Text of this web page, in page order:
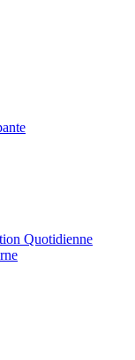
Quotidienne